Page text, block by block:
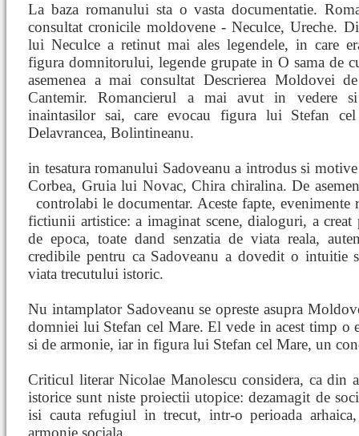
La baza romanului sta o vasta documentatie.
consultat cronicile moldovene - Neculce, Ureche.
lui Neculce a retinut mai ales legendele, in care
figura domnitorului, legende grupate in O sama de
asemenea a mai consultat Descrierea Moldovei
Cantemir. Romancierul a mai avut in vedere
inaintasilor sai, care evocau figura lui Stefan
Delavrancea, Bolintineanu.
in tesatura romanului Sadoveanu a introdus si
Corbea, Gruia lui Novac, Chira chiralina. De
controlabi le documentar. Aceste fapte, evenimente
fictiunii artistice: a imaginat scene, dialoguri, a
de epoca, toate dand senzatia de viata reala,
credibile pentru ca Sadoveanu a dovedit o intuitie
viata trecutului istoric.
Nu intamplator Sadoveanu se opreste asupra
domniei lui Stefan cel Mare. El vede in acest timp o
si de armonie, iar in figura lui Stefan cel Mare, un
Criticul literar Nicolae Manolescu considera, ca din
istorice sunt niste proiectii utopice: dezamagit de
isi cauta refugiul in trecut, intr-o perioada
armonie sociala.